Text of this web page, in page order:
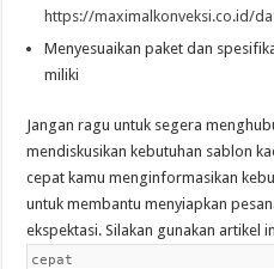
https://maximalkonveksi.co.id/
Menyesuaikan paket dan
miliki
Jangan ragu untuk segera
mendiskusikan kebutuhan sablon
cepat kamu menginformasikan
untuk membantu menyiapkan
ekspektasi. Silakan gunakan artikel
cepat